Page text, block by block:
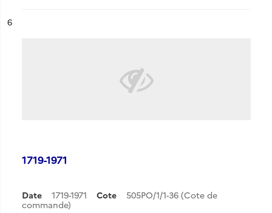
n°
6
1719-1971
Date 1719-1971 Cote
505PO/1/1-36 (Cote de
commande)